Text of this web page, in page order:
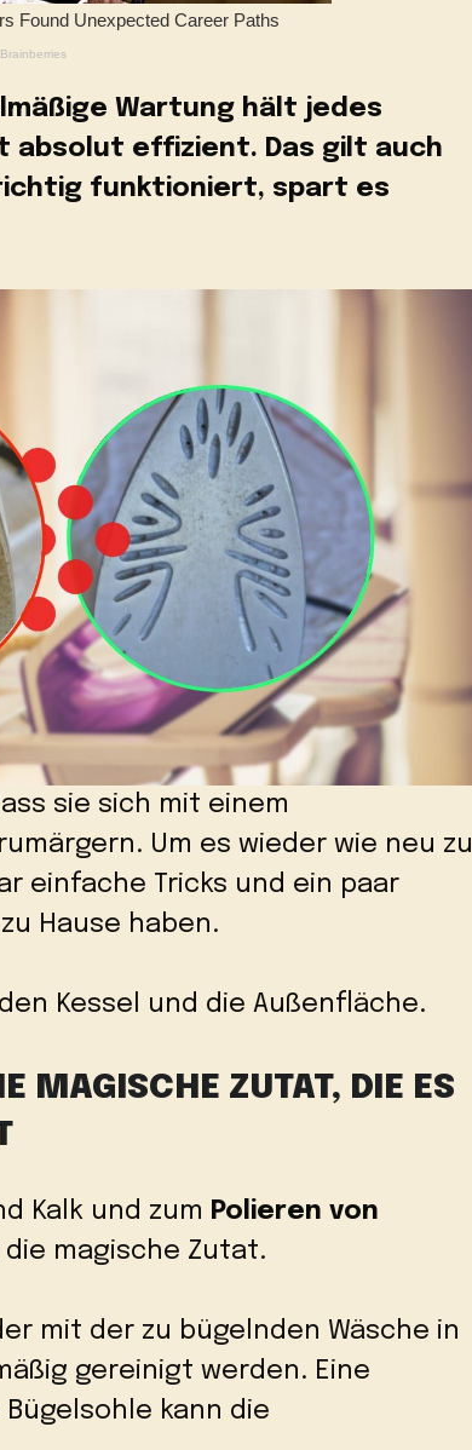
Wartung hält jedes
absolut effizient. Das gilt auch
funktioniert, spart es
sie sich mit einem
Um es wieder wie neu zu
einfache Tricks und ein paar
Hause haben.
Kessel und die Außenfläche.
MAGISCHE ZUTAT, DIE ES
Kalk und zum Polieren von
die magische Zutat.
mit der zu bügelnden Wäsche in
gereinigt werden. Eine
kann die